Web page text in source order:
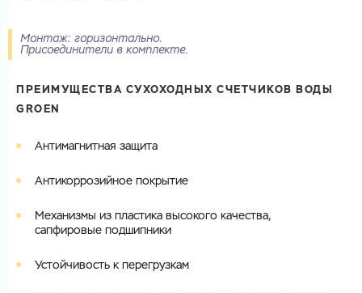
Имя
Номер телефона
Электронная почта
Запросить КП
Монтаж: горизонтально.
Присоединители в комплекте.
ПРЕИМУЩЕСТВА СУХОХОДНЫХ СЧЕТЧИКОВ ВОДЫ
GROEN
Антимагнитная защита
Антикоррозийное покрытие
Механизмы из пластика высокого качества,
сапфировые подшипники
Устойчивость к перегрузкам